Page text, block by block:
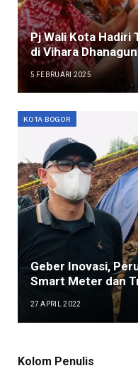
Pj Wali Kota Hadiri
di Vihara Dhanagun
5 FEBRUARI 2025
KOTA BOGOR
Geber Inovasi,
Smart Meter dan
27 APRIL 2022
Kolom Penulis